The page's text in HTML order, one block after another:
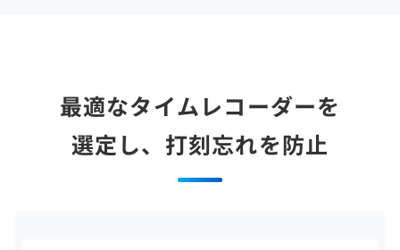
最適なタイムレコーダーを
選定し、打刻忘れを防止